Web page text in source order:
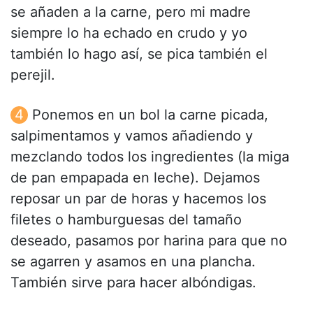
se añaden a la carne, pero mi madre
siempre lo ha echado en crudo y yo
también lo hago así, se pica también el
perejil.
Ponemos en un bol la carne picada,
salpimentamos y vamos añadiendo y
mezclando todos los ingredientes (la miga
de pan empapada en leche). Dejamos
reposar un par de horas y hacemos los
filetes o hamburguesas del tamaño
deseado, pasamos por harina para que no
se agarren y asamos en una plancha.
También sirve para hacer albóndigas.